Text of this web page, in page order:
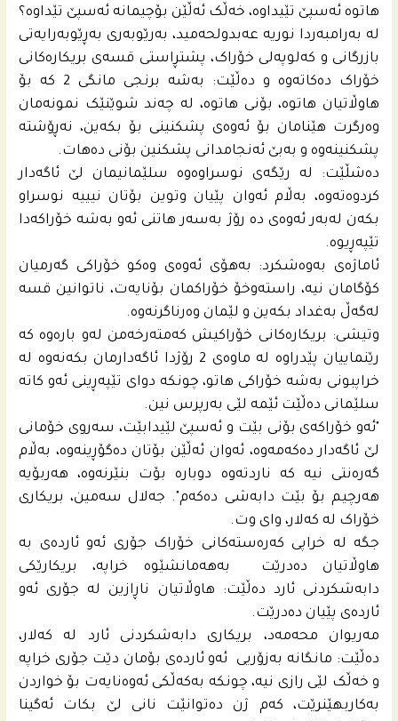
هاتوە ئەسپێ تێیداوە، خەڵک ئەڵێن بۆچیمانە ئەسپێ تێداوە؟
لە بەرامبەردا نوریە عه‌بدولحه‌مید، بەرێوبەری بەڕێوبەرایەتی
بازرگانی و کەلوپەلی خۆراک، پشتڕاستی قسەی بریکارەکانی
خۆراک دەکاتەوە و دەڵێت: بەشە برنجی مانگی 2 کە بۆ
هاوڵاتیان هاتوە، بۆنی هاتوە، لە چەند شوێنێک نمونەمان
وەرگرت هێنامان بۆ ئەوەی پشکنینی بۆ بکەین، نەڕۆشتە
پشکنینەوە و بەبێ ئەنجامدانی پشکنین بۆنی دەهات.
دەشڵێت: لە رێگەی نوسراوەوه‌ سلێمانیمان لێ ئاگەدار
کردوەتەوە، بەڵام ئەوان پێیان وتوین بۆتان نیییە نوسراو
بکەن لەبەر ئەوەی دە رۆژ بەسەر هاتنی ئەو بەشە خۆراکەدا
تێپەڕیوە.
ئاماژەی بەوەشکرد: بەهۆی ئەوەی وەکو خۆراکی گەرمیان
کۆگامان نیە، راستەوخۆ خۆراکمان بۆنایەت، ناتوانین قسە
لەگەڵ بەغداد بکەین و لێمان وەرناگرنەوە.
وتیشی: بریکارەکانی خۆراکیش کەمتەرخەمن لەو بارەوە کە
رێنماییان پێدراوە لە ماوەی 2 رۆژدا ئاگەدارمان بکەنەوە لە
خراپبونی بەشە خۆراکی هاتو، چونكه‌ دوای تێپەڕینی ئەو کاتە
سلێمانی دەڵێت ئێمە لێی بەرپرس نین.
"ئەو خۆراکەی بۆنی بێت و ئەسپێ لێیدابێت، سەروی خۆمانی
لێ ئاگەدار دەکەمەوە، ئەوان ئەڵێن بۆتان دەگۆڕینەوە، بەڵام
گەرەنتی نیە کە ناردتەوە دوبارە بۆت بنێرنەوە، هەربۆیە
هەرچیم بۆ بێت دابەشی دەکەم". جەلال سەمین، بریکاری
خۆراک لە کەلار، وای وت.
جگە لە خراپی کەرەستەکانی خۆراک جۆری ئەو ئاردەی بە
هاوڵاتیان دەدرێت بەهەمانشێوە خراپە، بریکارێکی
دابەشکردنی ئارد دەڵێت: هاوڵاتیان ناڕازین لە جۆری ئەو
ئاردەی پێیان دەدرێت.
مەریوان محه‌مه‌د، بریکاری دابەشكردنی ئارد لە کەلار،
دەڵێت: مانگانە بەزۆریی ئەو ئاردەی بۆمان دێت جۆری خراپە
و خەڵک لێی رازی نیە، چونكه‌ بەکەڵکی ئەوەنایەت بۆ خواردن
بەکاربهێنرێت، کەم ژن دەتوانێت نانی لێ بکات ئەگینا